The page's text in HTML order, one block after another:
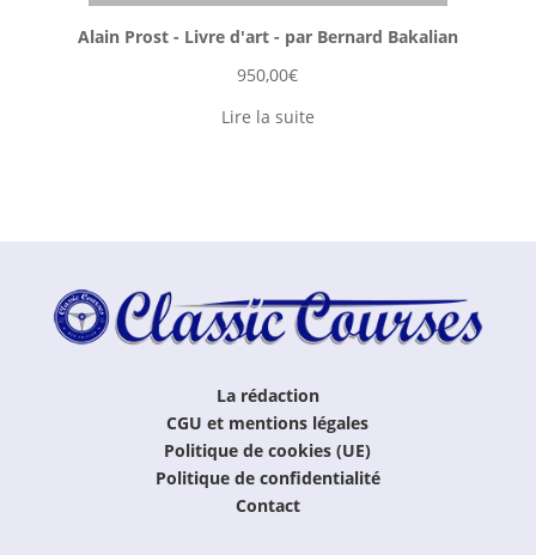
Alain Prost - Livre d'art - par Bernard Bakalian
950,00€
Lire la suite
La rédaction
CGU et mentions légales
Politique de cookies (UE)
Politique de confidentialité
Contact